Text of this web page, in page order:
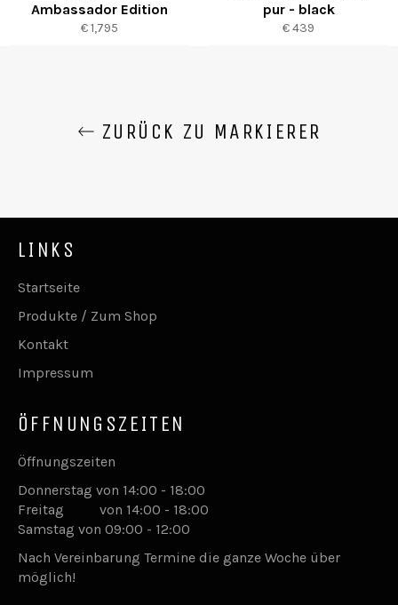
Ambassador Edition
Normaler
€ 1,795
pur - black
Normaler
€ 439
ZURÜCK ZU MARKIERER
LINKS
Startseite
Produkte / Zum Shop
Kontakt
Impressum
ÖFFNUNGSZEITEN
Öffnungszeiten
Donnerstag von 14:00 - 18:00
Freitag von 14:00 - 18:00
Samstag von 09:00 - 12:00
Nach Vereinbarung Termine die ganze Woche über
möglich!